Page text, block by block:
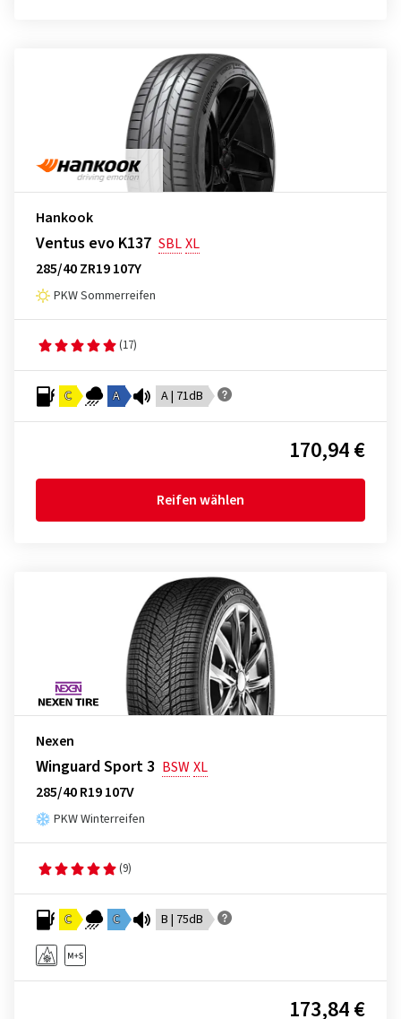
Hankook
Ventus evo K137 SBLXL
285/40 ZR19 107Y
PKW Sommerreifen
(17)
C A A | 71dB
170,94 €
Reifen wählen
Nexen
Winguard Sport 3 BSWXL
285/40 R19 107V
PKW Winterreifen
(9)
C C B | 75dB
173,84 €